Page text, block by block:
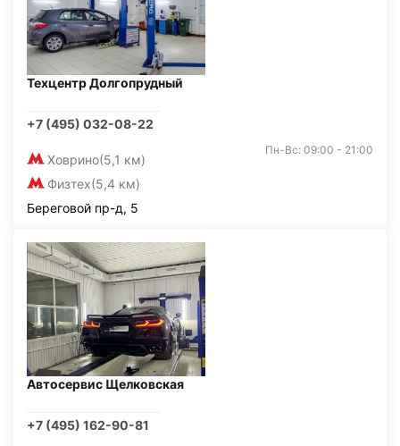
Техцентр Долгопрудный
+7 (495) 032-08-22
Ховрино(5,1 км)
Физтех(5,4 км)
Пн-Вс: 09:00 - 21:00
Береговой пр-д, 5
Автосервис Щелковская
+7 (495) 162-90-81